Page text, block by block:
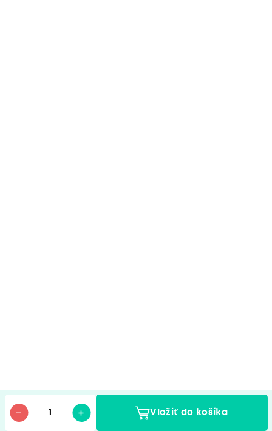
Vložiť do košíka